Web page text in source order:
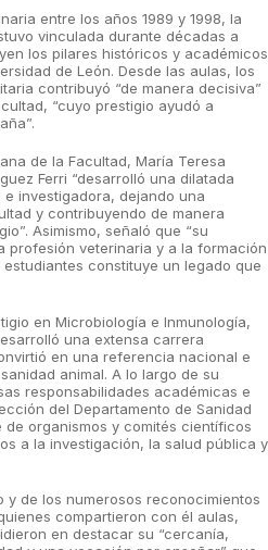
entre los años 1989 y 1998, la
vinculada durante décadas a
los pilares históricos y académicos
de León. Desde las aulas, los
contribuyó “de manera decisiva”
“cuyo prestigio ayudó a
de la Facultad, María Teresa
Ferri “desarrolló una dilatada
investigadora, dejando una
y contribuyendo de manera
Asimismo, señaló que “su
profesión veterinaria y a la formación
constituye un legado que
en Microbiología e Inmunología,
una extensa carrera
en una referencia nacional e
animal. A lo largo de su
responsabilidades académicas e
del Departamento de Sanidad
organismos y comités científicos
a la investigación, la salud pública y
de los numerosos reconocimientos
compartieron con él aulas,
en destacar su “cercanía,